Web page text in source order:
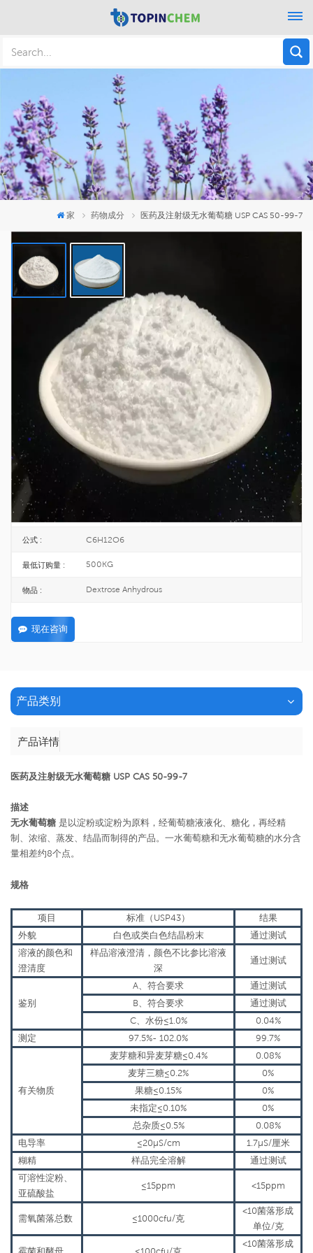
家 药物成分 医药及注射级无水葡萄糖 USP CAS 50-99-7
医药及注射级无水葡萄糖 USP CAS 50-
无水葡萄糖是一种有机化合物，是不含结晶水的葡萄糖。无色结晶或白色结晶
粉末；无臭，味甜。易溶于水，微溶于乙醇。
CAS号 : 50-99-7
欧洲化学会 : 200-075-1
包裹 : 25KG/BAG
品牌 : TOPINCHEM®
起源 : CHINA
公式 : C6H12O6
最低订购量 : 500KG
物品 : Dextrose Anhydrous
现在咨询
产品类别
产品详情
医药及注射级无水葡萄糖 USP CAS 50-99-7
描述
无水葡萄糖 是以淀粉或淀粉为原料，经葡萄糖液液化、糖化，再经精
制、浓缩、蒸发、结晶而制得的产品。一水葡萄糖和无水葡萄糖的水分含
量相差约8个点。
规格
项目 标准（USP43）
结果
外貌
白色或类白色结晶粉末
通过测试
溶液的颜色和
澄清度
样品溶液澄清，颜色不比参比溶液
深
通过测试
鉴别
A、符合要求
通过测试
B、符合要求
通过测试
C、水份≤1.0%
0.04%
测定
97.5%- 102.0% 99.7%
有关物质
麦芽糖和异麦芽糖≤0.4%
0.08%
麦芽三糖≤0.2%
0%
果糖≤0.15%
0%
未指定≤0.10%
0%
总杂质≤0.5%
0.08%
电导率
≤20μS/cm
1.7μS/厘米
糊精
样品完全溶解
通过测试
可溶性淀粉、
亚硫酸盐
≤15ppm <15ppm
需氧菌落总数 ≤1000cfu/克
<10菌落形成
单位/克
<10菌落形成